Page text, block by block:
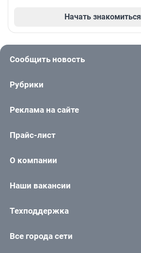
Начать знакомиться
Сообщить новость
Рубрики
Реклама на сайте
Прайс-лист
О компании
Наши вакансии
Техподдержка
Все города сети